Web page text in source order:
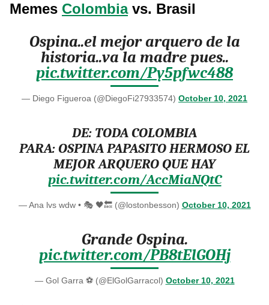
Memes Colombiavs. Brasil
Ospina..el mejor arquero de la
historia..va la madre pues..
pic.twitter.com/Py5pfwc488
— Diego Figueroa (@DiegoFi27933574) October 10, 2021
DE: TODA COLOMBIA
PARA: OSPINA PAPASITO HERMOSO EL
MEJOR ARQUERO QUE HAY
pic.twitter.com/AccMiaNQtC
— Ana lvs wdw • 🎭 🖤🔙 (@lostonbesson) October 10, 2021
Grande Ospina.
pic.twitter.com/PB8tElGOHj
— Gol Garra ⚽ (@ElGolGarracol) October 10, 2021